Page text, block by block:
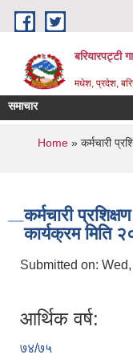
Skip to main content
बरियारपट्टी
मधेश, प्रदेश,
समाचार
You are
Home » कर्मचारी
कर्मचारी
कार्यक्रम मिति
Submitted on:
आर्थिक वर्ष:
७४/७५